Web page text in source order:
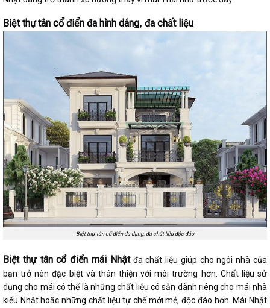
Biệt thự tân cổ điển đa hình dáng, đa chất liệu
Biệt thự tân cổ điển đa dạng, đa chất liệu độc đáo
Biệt thự tân cổ điển mái Nhậtđa chất liệu giúp cho ngôi nhà của
bạn trở nên đặc biệt và thân thiện với môi trường hơn. Chất liệu sử
dụng cho mái có thể là những chất liệu có sẵn dành riêng cho mái nhà
kiểu Nhật hoặc những chất liệu tự chế mới mẻ, độc đáo hơn. Mái Nhật